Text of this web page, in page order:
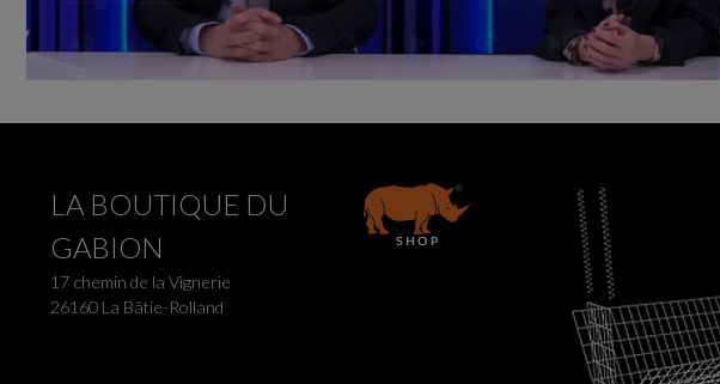
LA BOUTIQUE DU
GABION
17 chemin de la Vignerie
26160 La Bâtie-Rolland